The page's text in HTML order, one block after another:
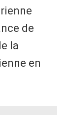
de
la
en